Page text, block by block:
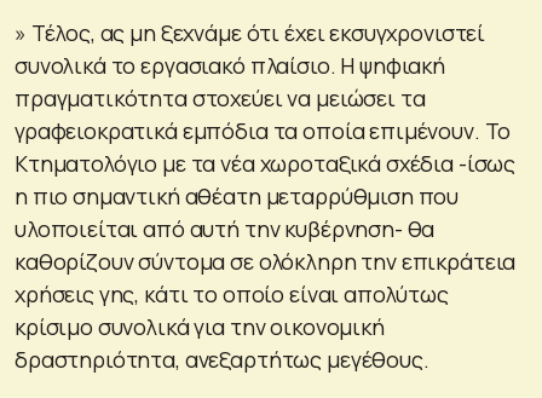
» Τέλος, ας μη ξεχνάμε ότι έχει εκσυγχρονιστεί
συνολικά το εργασιακό πλαίσιο. Η ψηφιακή
πραγματικότητα στοχεύει να μειώσει τα
γραφειοκρατικά εμπόδια τα οποία επιμένουν. Το
Κτηματολόγιο με τα νέα χωροταξικά σχέδια -ίσως
η πιο σημαντική αθέατη μεταρρύθμιση που
υλοποιείται από αυτή την κυβέρνηση- θα
καθορίζουν σύντομα σε ολόκληρη την επικράτεια
χρήσεις γης, κάτι το οποίο είναι απολύτως
κρίσιμο συνολικά για την οικονομική
δραστηριότητα, ανεξαρτήτως μεγέθους.